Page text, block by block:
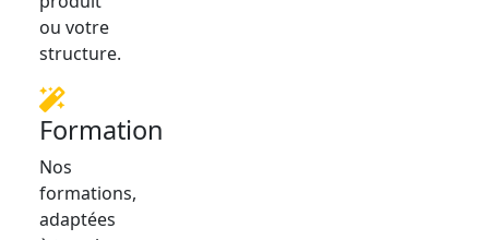
ou votre
structure.
Formation
Nos
formations,
adaptées